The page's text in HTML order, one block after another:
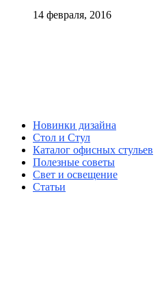
14 февраля, 2016
Новинки дизайна
Стол и Стул
Каталог офисных стульев
Полезные советы
Свет и освещение
Статьи